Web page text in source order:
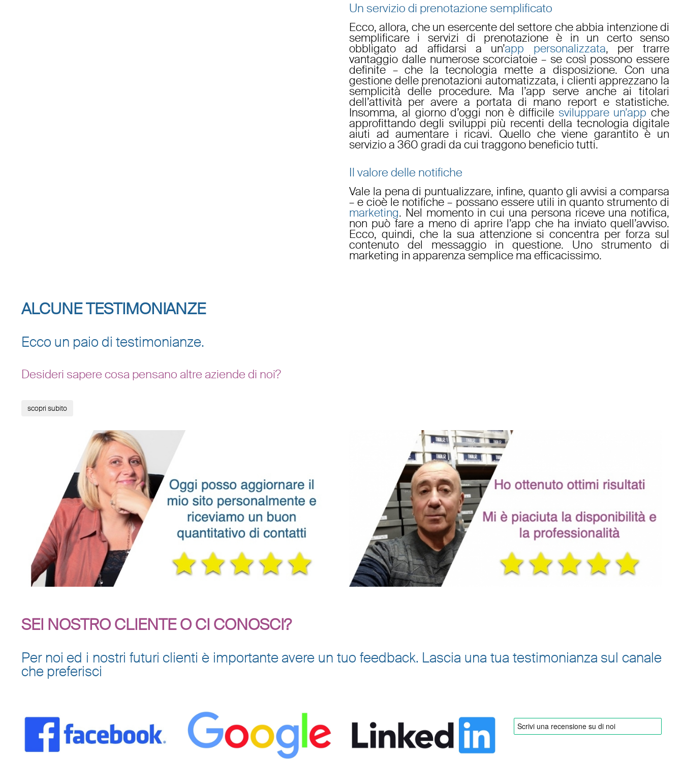
Un servizio di prenotazione semplificato
Ecco, allora, che un esercente del settore che abbia intenzione di
semplificare i servizi di prenotazione è in un certo senso
obbligato ad affidarsi a un’app personalizzata, per trarre
vantaggio dalle numerose scorciatoie – se così possono essere
definite – che la tecnologia mette a disposizione. Con una
gestione delle prenotazioni automatizzata, i clienti apprezzano la
semplicità delle procedure. Ma l’app serve anche ai titolari
dell’attività per avere a portata di mano report e statistiche.
Insomma, al giorno d’oggi non è difficile sviluppare un’app che
approfittando degli sviluppi più recenti della tecnologia digitale
aiuti ad aumentare i ricavi. Quello che viene garantito è un
servizio a 360 gradi da cui traggono beneficio tutti.
Il valore delle notifiche
Vale la pena di puntualizzare, infine, quanto gli avvisi a comparsa
– e cioè le notifiche – possano essere utili in quanto strumento di
marketing. Nel momento in cui una persona riceve una notifica,
non può fare a meno di aprire l’app che ha inviato quell’avviso.
Ecco, quindi, che la sua attenzione si concentra per forza sul
contenuto del messaggio in questione. Uno strumento di
marketing in apparenza semplice ma efficacissimo.
ALCUNE TESTIMONIANZE
Ecco un paio di testimonianze.
Desideri sapere cosa pensano altre aziende di noi?
scopri subito
SEI NOSTRO CLIENTE O CI CONOSCI?
Per noi ed i nostri futuri clienti è importante avere un tuo feedback. Lascia una tua testimonianza sul canale
che preferisci